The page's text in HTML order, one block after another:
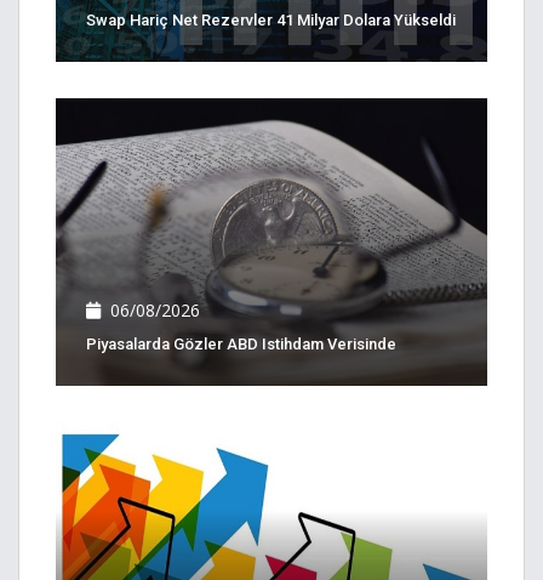
Swap Hariç Net Rezervler 41 Milyar Dolara Yükseldi
06/08/2026
Piyasalarda Gözler ABD Istihdam Verisinde